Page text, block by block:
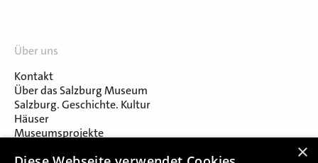
Über uns
Kontakt
Über das Salzburg Museum
Salzburg. Geschichte. Kultur
Häuser
Museumsprojekte
×